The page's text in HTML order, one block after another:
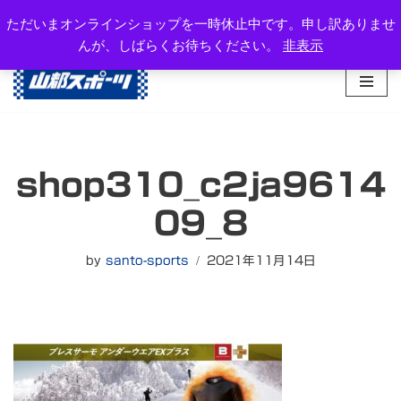
ただいまオンラインショップを一時休止中です。申し訳ありませ
んが、しばらくお待ちください。 非表示
ン
テ
ス
キ
岐阜県高山市西之一色町3-1081-2
TEL：0577-34-3434
shop310_c2ja9614
09_8
by santo-sports 2021年11月14日